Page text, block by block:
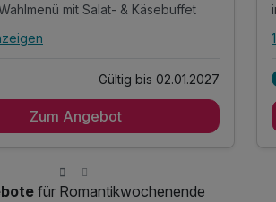
mit Salat- & Käsebuffet
Frühstücksbuffet
in der Thermen- &
Gültig bis 02.01.2027
Zum Angebot
für Romantikwochenende